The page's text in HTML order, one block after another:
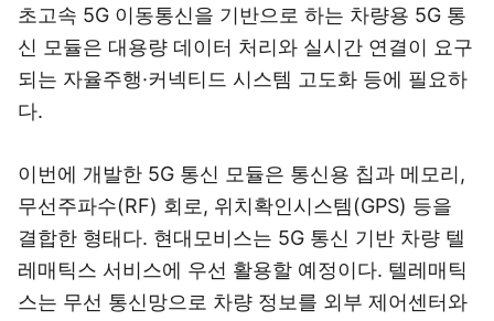
초고속 5G 이동통신을 기반으로 하는 차량용 5G 통
신 모듈은 대용량 데이터 처리와 실시간 연결이 요구
되는 자율주행·커넥티드 시스템 고도화 등에 필요하
다.
이번에 개발한 5G 통신 모듈은 통신용 칩과 메모리,
무선주파수(RF) 회로, 위치확인시스템(GPS) 등을
결합한 형태다. 현대모비스는 5G 통신 기반 차량 텔
레매틱스 서비스에 우선 활용할 예정이다. 텔레매틱
스는 무선 통신망으로 차량 정보를 외부 제어센터와